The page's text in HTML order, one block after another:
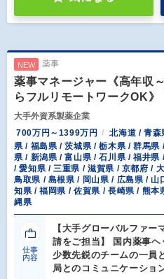
NEW 薬事
薬事マネージャー《高年収
らフルリモートワークOK》
大手外資系製薬企業
700万円～1399万円
北海道 / 青
県 / 福島県 / 茨城県 / 栃木県 / 群馬県
県 / 新潟県 / 富山県 / 石川県 / 福井
/ 愛知県 / 三重県 / 滋賀県 / 京都府 /
鳥取県 / 島根県 / 岡山県 / 広島県 /
知県 / 福岡県 / 佐賀県 / 長崎県 / 熊
縄県
仕事
内容
【大手グローバルファ
請をご担当】 国内薬事ヘ
少数先鋭のチームの一員
局とのコミュニケーショ